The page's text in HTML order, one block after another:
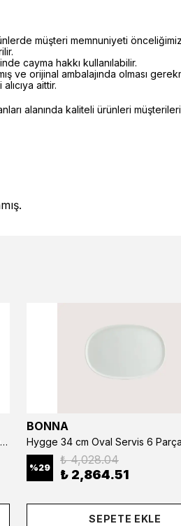
müşteri memnuniyeti
cayma hakkı kullanılabilir.
ve orijinal ambalajında olması
aittir.
alanında kaliteli ürünleri
optimus mutfak supermıkser Bar Konteyner 6'lı 50×16×9 cm Kapaklı Polikarbon Organizer Bar & Kafe
BONNA
Hygge 34 cm Oval Servis 6 Parça
%29
₺ 4,028.04
₺ 2,864.51
SEPETE EKLE